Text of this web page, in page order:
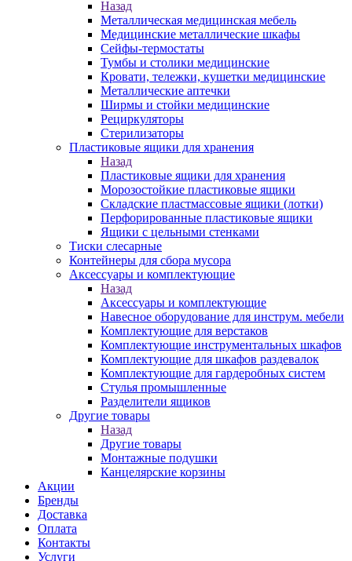
Назад
Металлическая медицинская мебель
Медицинские металлические шкафы
Сейфы-термостаты
Тумбы и столики медицинские
Кровати, тележки, кушетки медицинские
Металлические аптечки
Ширмы и стойки медицинские
Рециркуляторы
Стерилизаторы
Пластиковые ящики для хранения
Назад
Пластиковые ящики для хранения
Морозостойкие пластиковые ящики
Складские пластмассовые ящики (лотки)
Перфорированные пластиковые ящики
Ящики с цельными стенками
Тиски слесарные
Контейнеры для сбора мусора
Аксессуары и комплектующие
Назад
Аксессуары и комплектующие
Навесное оборудование для инструм. мебели
Комплектующие для верстаков
Комплектующие инструментальных шкафов
Комплектующие для шкафов раздевалок
Комплектующие для гардеробных систем
Стулья промышленные
Разделители ящиков
Другие товары
Назад
Другие товары
Монтажные подушки
Канцелярские корзины
Акции
Бренды
Доставка
Оплата
Контакты
Услуги